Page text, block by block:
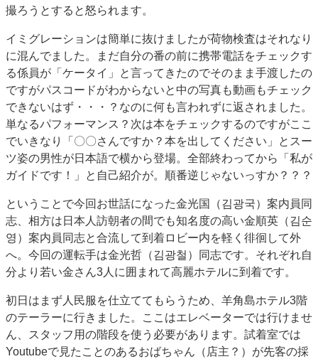
撮ろうとすると怒られます。
イミグレーションは簡単に抜けましたが荷物検査はそれなり
に混んでました。まだ自分の番の前に携帯電話をチェックす
る係員が「ケータイ」と言ってきたのでそのまま手渡したの
ですがパスコードがわからないと中の写真も動画もチェック
できないはず・・・？なのに何も言われずに返されました。
単なるパフォーマンス？次は本をチェックするのですがここ
でいきなり「〇〇さんですか？本を出してください」とスー
ツ姿の男性が日本語で横から登場。全部終わってから「私が
ガイドです！」と自己紹介が。順番逆じゃないっすか？？？
ということで今回お世話になった金光国（김광국）案内員同
志、相方は日本人訪朝者の間でも知名度の高い金順英（김순
영）案内員同志と合流して到着ロビー内を軽く徘徊して外
へ。今回の運転手は金光哲（김광철）同志です。それぞれ自
分より若い金さん3人に囲まれて高麗ホテルに到着です。
初日はまず人民服を仕立ててもらうため、羊角島ホテル3階
のテーラーに行きました。ここはエレベーターでは行けませ
ん、スタッフ用の階段を使う必要があります。試着室では
Youtubeで見たことのあるおばちゃん（店主？）が先客の採